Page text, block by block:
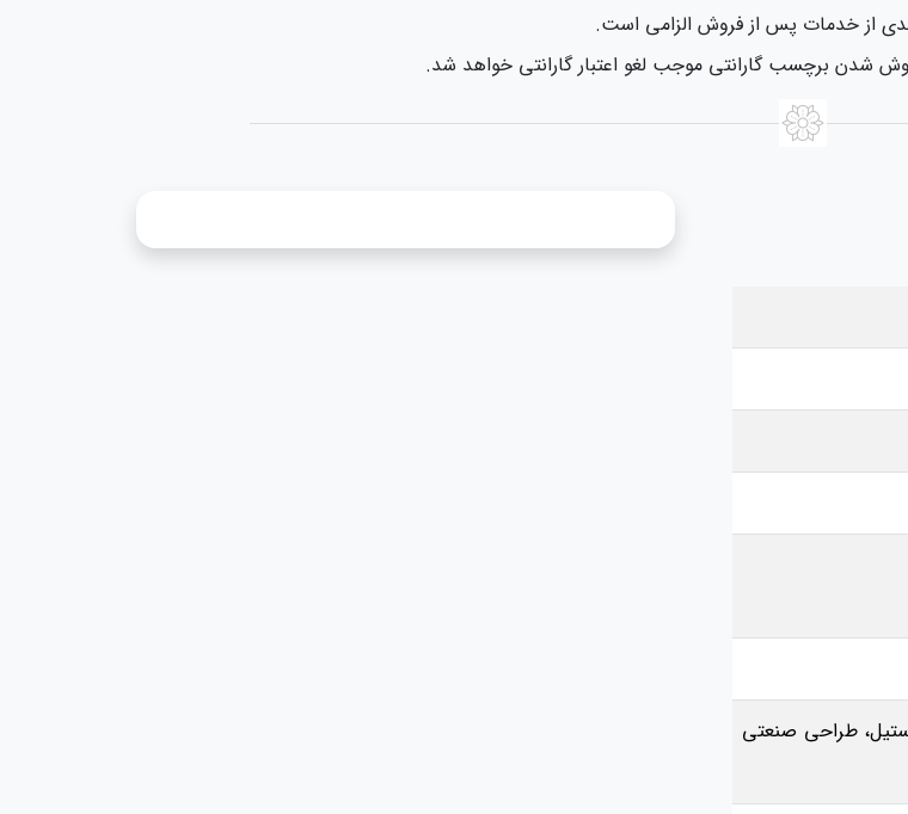
مندی از خدمات پس از فروش الزامی است.
شدن برچسب گارانتی موجب لغو اعتبار گارانتی خواهد شد.
طراحی صنعتی